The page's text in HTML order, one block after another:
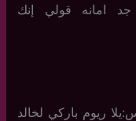
جد امانه قولي إنك
ريوم باركي لخالد